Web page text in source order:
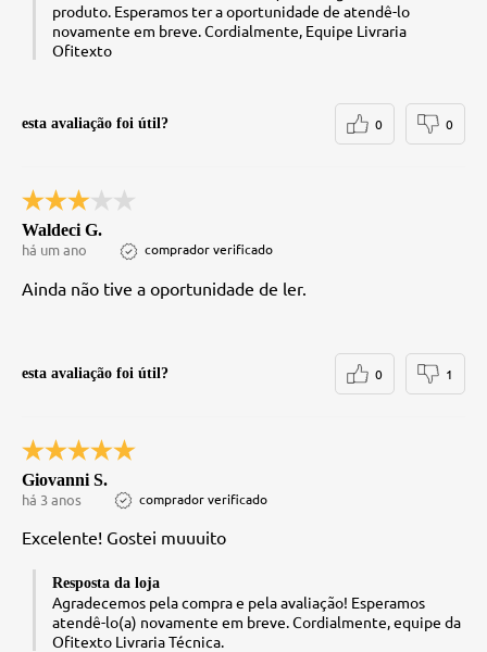
produto. Esperamos ter a oportunidade de atendê-lo
novamente em breve. Cordialmente, Equipe Livraria
Ofitexto
esta avaliação foi útil? 0 0
Waldeci G.
há um ano
comprador verificado
Ainda não tive a oportunidade de ler.
esta avaliação foi útil? 0 1
Giovanni S.
há 3 anos
comprador verificado
Excelente! Gostei muuuito
Resposta da loja
Agradecemos pela compra e pela avaliação! Esperamos
atendê-lo(a) novamente em breve. Cordialmente, equipe da
Ofitexto Livraria Técnica.